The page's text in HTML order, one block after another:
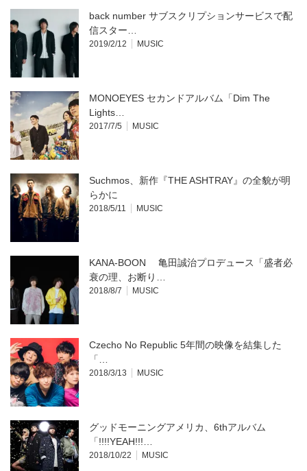
back number サブスクリプションサービスで配
信スター…
2019/2/12 MUSIC
MONOEYES セカンドアルバム「Dim The
Lights…
2017/7/5 MUSIC
Suchmos、新作『THE ASHTRAY』の全貌が明
らかに
2018/5/11 MUSIC
KANA-BOON 亀田誠治プロデュース「盛者必
衰の理、お断り…
2018/8/7 MUSIC
Czecho No Republic 5年間の映像を結集した
「…
2018/3/13 MUSIC
グッドモーニングアメリカ、6thアルバム
「!!!!YEAH!!!…
2018/10/22 MUSIC